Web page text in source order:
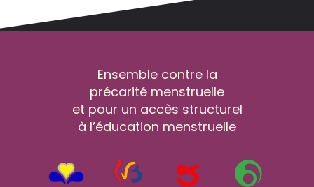
Ensemble contre la
précarité menstruelle
et pour un accès structurel
à l’éducation menstruelle